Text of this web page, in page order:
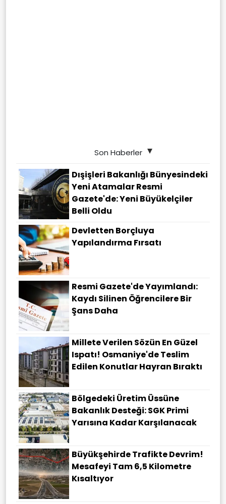
Son Haberler
Dışişleri Bakanlığı Bünyesindeki
Yeni Atamalar Resmi
Gazete'de: Yeni Büyükelçiler
Belli Oldu
Devletten Borçluya
Yapılandırma Fırsatı
Resmi Gazete'de Yayımlandı:
Kaydı Silinen Öğrencilere Bir
Şans Daha
Millete Verilen Sözün En Güzel
Ispatı! Osmaniye'de Teslim
Edilen Konutlar Hayran Bıraktı
Bölgedeki Üretim Üssüne
Bakanlık Desteği: SGK Primi
Yarısına Kadar Karşılanacak
Büyükşehirde Trafikte Devrim!
Mesafeyi Tam 6,5 Kilometre
Kısaltıyor